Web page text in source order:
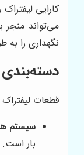
کارایی
می‌تواند منجر
نگهداری را به
قطعات
سیستم
بار است.